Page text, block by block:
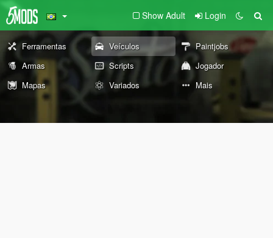
Show Adult Login
Ferramentas Veículos
Paintjobs
Armas
Scripts
Jogador
Mapas
Variados Mais